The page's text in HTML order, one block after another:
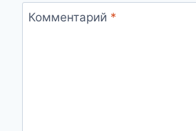
Комментарий *